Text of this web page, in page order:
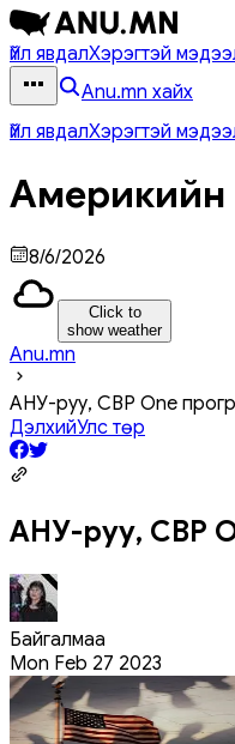
Үйл явдалХэрэгтэй
Anu.mn хайх
Үйл явдалХэрэгтэй
Америкийн
8/6/2026
Click to
show weather
Anu.mn
АНУ-руу, CBP One
ДэлхийУлс төр
АНУ-руу, CBP
Байгалмаа
Mon Feb 27 2023